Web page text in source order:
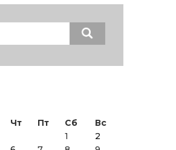
Чт Пт Сб
Вс
1
2